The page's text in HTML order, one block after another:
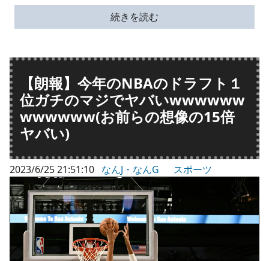
続きを読む
【朗報】今年のNBAのドラフト１
位ガチのマジでヤバいwwwwww
wwwwww(お前らの想像の15倍
ヤバい)
2023/6/25 21:51:10 なんJ・なんG スポーツ